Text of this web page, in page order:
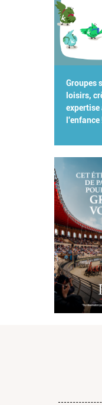
Groupes
loisirs,
expertise
l'enfance